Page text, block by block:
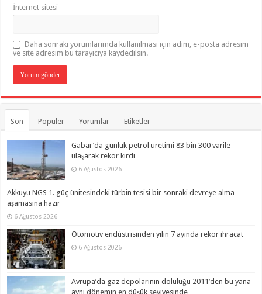
İnternet sitesi
Daha sonraki yorumlarımda kullanılması için adım, e-posta adresim
ve site adresim bu tarayıcıya kaydedilsin.
Son Popüler Yorumlar Etiketler
Gabar’da günlük petrol üretimi 83 bin 300 varile
ulaşarak rekor kırdı
6 Ağustos 2026
Akkuyu NGS 1. güç ünitesindeki türbin tesisi bir sonraki devreye alma
aşamasına hazır
6 Ağustos 2026
Otomotiv endüstrisinden yılın 7 ayında rekor ihracat
6 Ağustos 2026
Avrupa’da gaz depolarının doluluğu 2011’den bu yana
aynı dönemin en düşük seviyesinde